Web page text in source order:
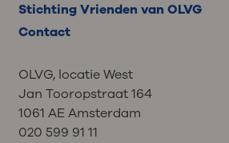
Stichting Vrienden van OLVG
Contact
OLVG, locatie West
Jan Tooropstraat 164
1061 AE Amsterdam
020 599 91 11